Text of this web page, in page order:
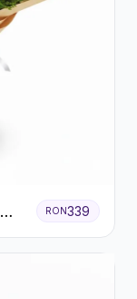
RON339